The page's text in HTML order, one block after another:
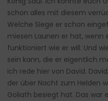
schon alles mit diesem
Welche Siege er schon
miesen Launen er hat, wenn
funktioniert wie er will. Und
sein kann, die er eigentlich
Ich rede hier von David.
der über Nacht zum Helden
Goliath besiegt hat. Das war